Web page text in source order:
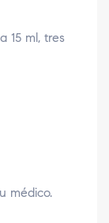
15 ml, tres
médico.